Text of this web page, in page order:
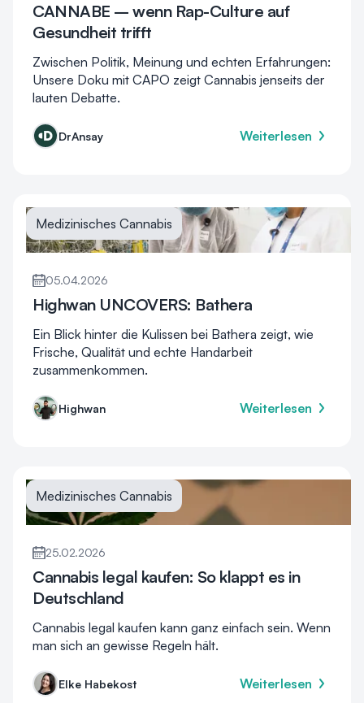
CANNABE – wenn Rap-Culture auf
Gesundheit trifft
Zwischen Politik, Meinung und echten Erfahrungen:
Unsere Doku mit CAPO zeigt Cannabis jenseits der
lauten Debatte.
DrAnsay Weiterlesen
Medizinisches Cannabis
05.04.2026
Highwan UNCOVERS: Bathera
Ein Blick hinter die Kulissen bei Bathera zeigt, wie
Frische, Qualität und echte Handarbeit
zusammenkommen.
Highwan Weiterlesen
Medizinisches Cannabis
25.02.2026
Cannabis legal kaufen: So klappt es in
Deutschland
Cannabis legal kaufen kann ganz einfach sein. Wenn
man sich an gewisse Regeln hält.
Elke Habekost Weiterlesen